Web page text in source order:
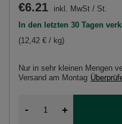
Nur in sehr kleinen Mengen
Versand am Montag
€6.21 inkl. MwSt / St.
In den letzten 30 Tagen
(12,42 € / kg)
- +